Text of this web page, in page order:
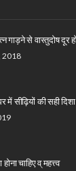
गाड़ने से वास्तुदोष दूर
2018
सीढ़ियों की सही
चाहिए व् महत्त्व